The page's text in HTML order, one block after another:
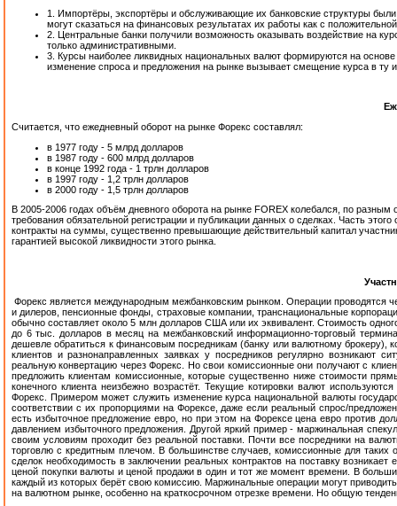
1. Импортёры, экспортёры и обслуживающие их банковские структуры
могут сказаться на финансовых результатах их работы как с
2. Центральные банки получили возможность оказывать воздействие на
только административными.
3. Курсы наиболее ликвидных национальных валют формируются на
изменение спроса и предложения на рынке вызывает смещение курса в ту
Считается, что ежедневный оборот на рынке Форекс составлял:
в 1977 году - 5 млрд долларов
в 1987 году - 600 млрд долларов
в конце 1992 года - 1 трлн долларов
в 1997 году - 1,2 трлн долларов
в 2000 году - 1,5 трлн долларов
В 2005-2006 годах объём дневного оборота на рынке FOREX колебался, по
требования обязательной регистрации и публикации данных о сделках. Часть
контракты на суммы, существенно превышающие действительный капитал
гарантией высокой ликвидности этого рынка.
Форекс является международным межбанковским рынком. Операции проводятся
и дилеров, пенсионные фонды, страховые компании, транснациональные
обычно составляет около 5 млн долларов США или их эквивалент. Стоимость
до 6 тыс. долларов в месяц на межбанковский информационно-торговый
дешевле обратиться к финансовым посредникам (банку или валютному брокеру),
клиентов и разнонаправленных заявках у посредников регулярно возникают
реальную конвертацию через Форекс. Но свои комиссионные они получают с
предложить клиентам комиссионные, которые существенно ниже стоимости
конечного клиента неизбежно возрастёт. Текущие котировки валют
Форекс. Примером может служить изменение курса национальной валюты
соответствии с их пропорциями на Форексе, даже если реальный спрос/
есть избыточное предложение евро, но при этом на Форексе цена евро против
давлением избыточного предложения. Другой яркий пример - маржинальная
своим условиям проходит без реальной поставки. Почти все посредники на
торговлю с кредитным плечом. В большинстве случаев, комиссионные для таких
сделок необходимость в заключении реальных контрактов на поставку
ценой покупки валюты и ценой продажи в один и тот же момент времени. В
каждый из которых берёт свою комиссию. Маржинальные операции могут
на валютном рынке, особенно на краткосрочном отрезке времени. Но общую